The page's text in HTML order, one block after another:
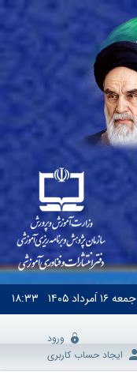
جمعه۱۶ اَمرداد ۱۴۰۵ ۱۸:۳۳
ورود
ایجاد حساب کاربری